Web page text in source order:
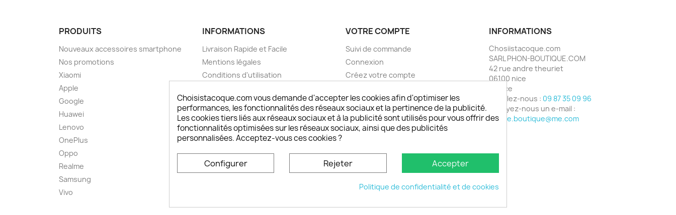
PRODUITS
Nouveaux accessoires smartphone
Nos promotions
Xiaomi
Apple
Google
Huawei
Lenovo
OnePlus
Oppo
Realme
Samsung
Vivo
INFORMATIONS
Livraison Rapide et Facile
Mentions légales
Conditions d'utilisation
Paiement sécurisé choisistacoque
Retours et remboursements
Livraison DOM TOM et outremer
FAQ choisistacoque
Comment personnaliser son
smartphone
VOTRE COMPTE
Suivi de commande
Connexion
Créez votre compte
INFORMATIONS
Chosiistacoque.com
SARL PHON-BOUTIQUE.COM
42 rue andre theuriet
06100 nice
France
Appelez-nous : 09 87 35 09 96
Envoyez-nous un e-mail :
phone.boutique@me.com
© 2026 - choisistacoque.com
Choisistacoque.com vous demande d'accepter les cookies afin d'optimiser les
performances, les fonctionnalités des réseaux sociaux et la pertinence de la publicité.
Les cookies tiers liés aux réseaux sociaux et à la publicité sont utilisés pour vous offrir des
fonctionnalités optimisées sur les réseaux sociaux, ainsi que des publicités
personnalisées. Acceptez-vous ces cookies ?
Configurer Rejeter Accepter
Politique de confidentialité et de cookies